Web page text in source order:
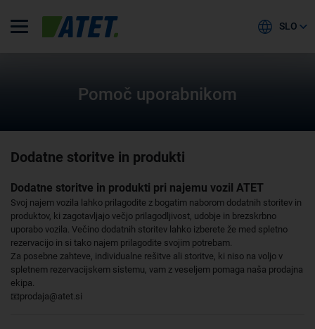
SLO
Pomoč uporabnikom
Dodatne storitve in produkti
Dodatne storitve in produkti pri najemu vozil ATET
Svoj najem vozila lahko prilagodite z bogatim naborom dodatnih storitev in
produktov, ki zagotavljajo večjo prilagodljivost, udobje in brezskrbno
uporabo vozila. Večino dodatnih storitev lahko izberete že med spletno
rezervacijo in si tako najem prilagodite svojim potrebam.
Za posebne zahteve, individualne rešitve ali storitve, ki niso na voljo v
spletnem rezervacijskem sistemu, vam z veseljem pomaga naša prodajna
ekipa.
📧prodaja@atet.si